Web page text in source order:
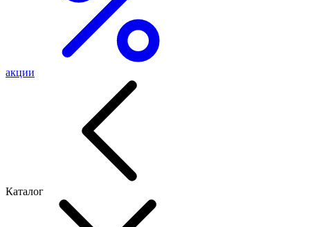
акции
Каталог